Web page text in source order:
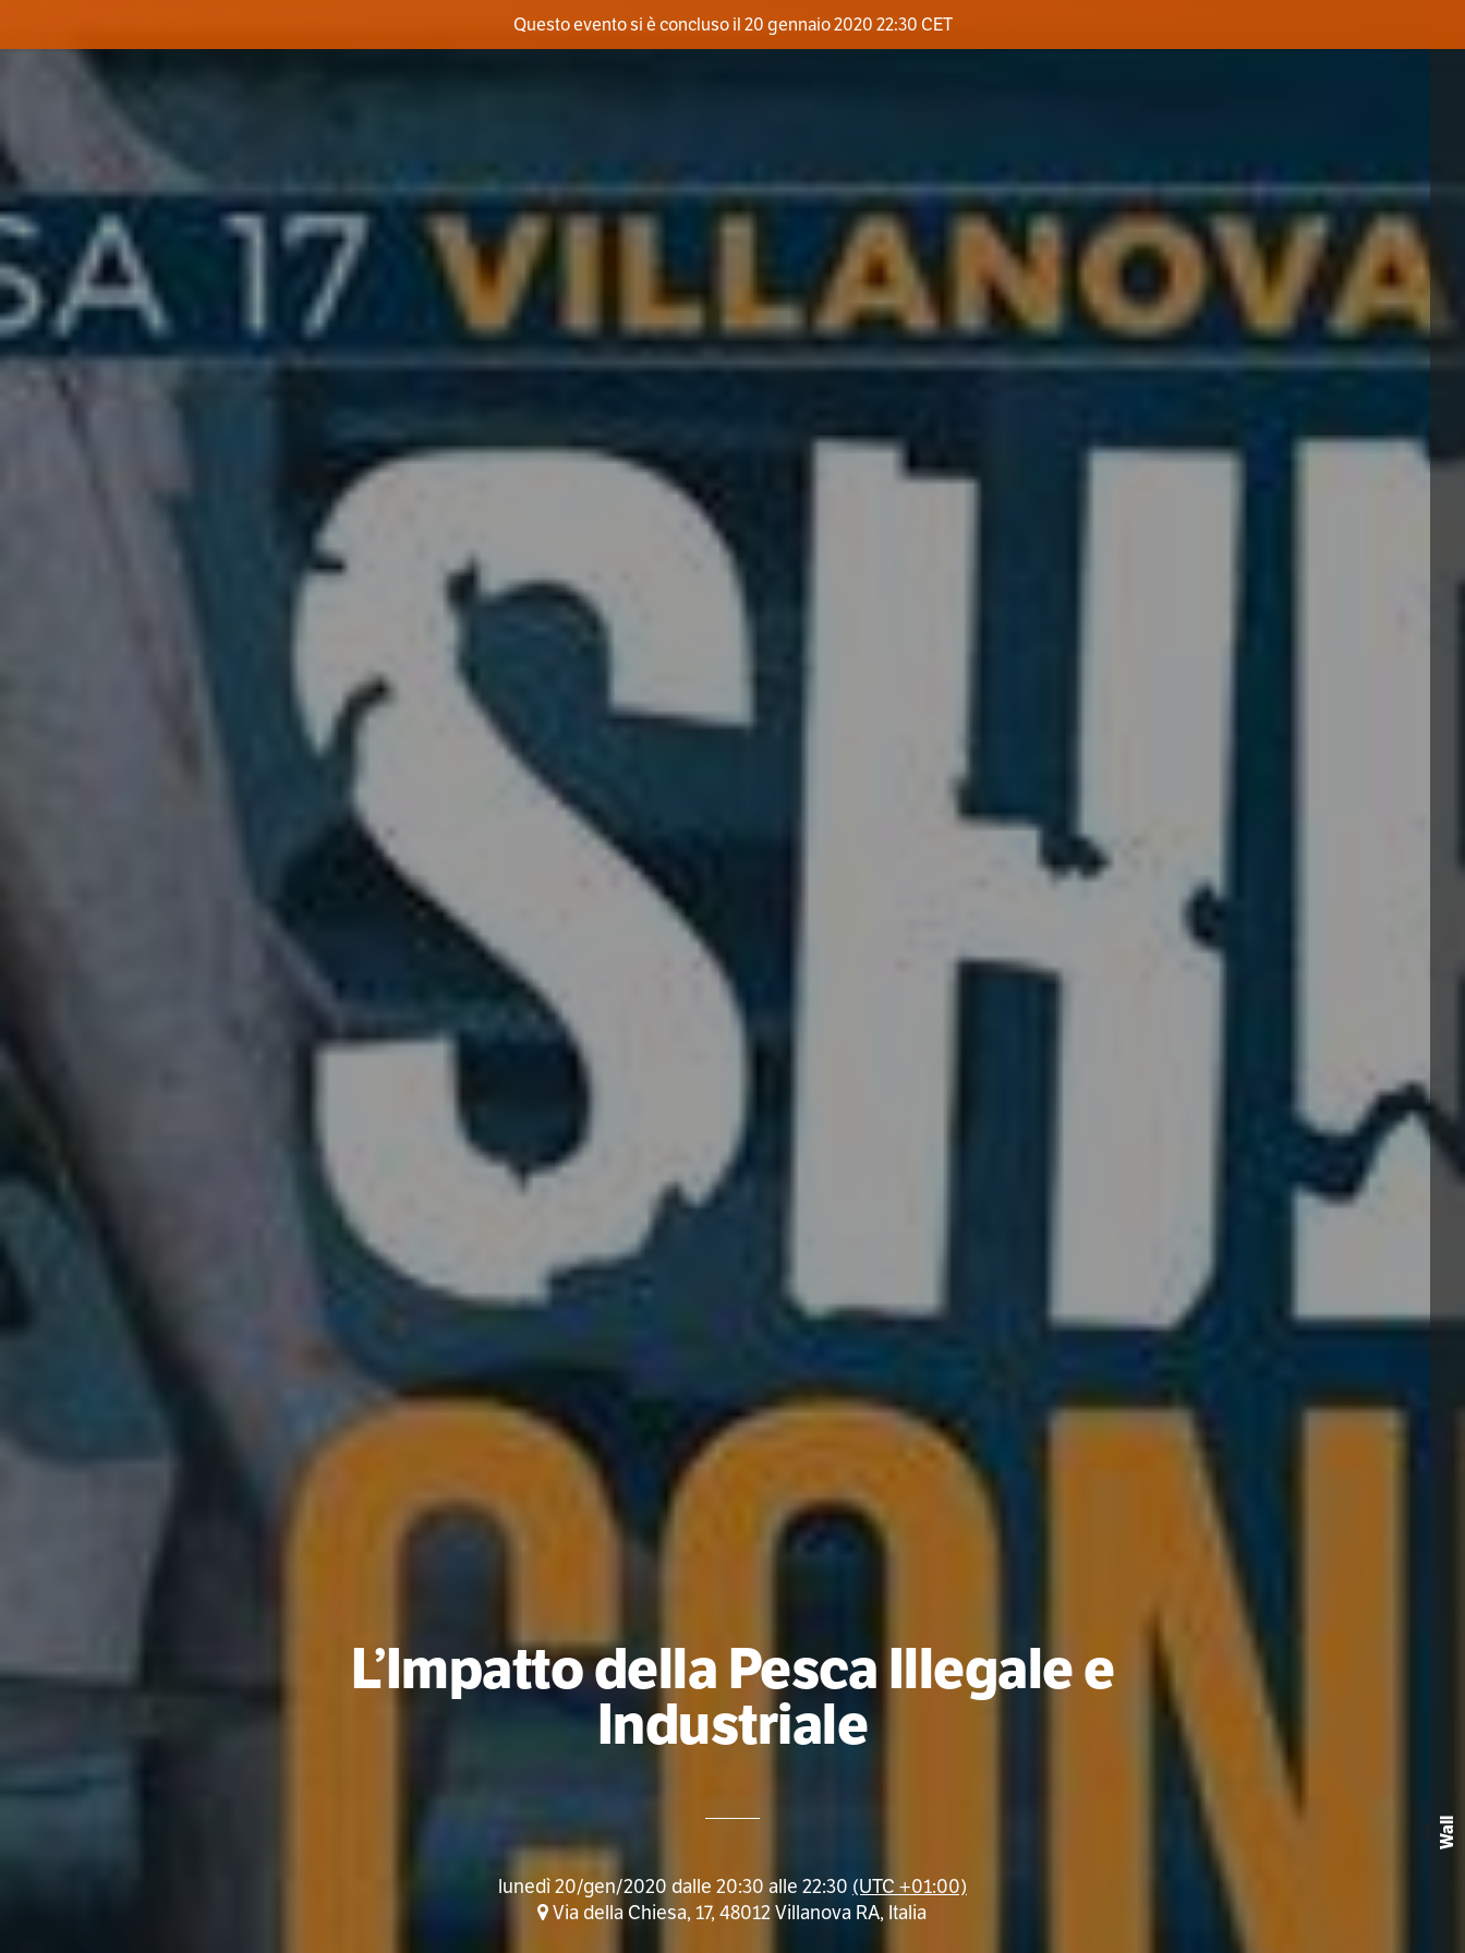
Questo evento si è concluso il 20 gennaio 2020 22:30 CET
L’Impatto della Pesca Illegale e
Industriale
lunedì 20/gen/2020 dalle 20:30 alle 22:30 (UTC +01:00)
Via della Chiesa, 17, 48012 Villanova RA, Italia
Wall